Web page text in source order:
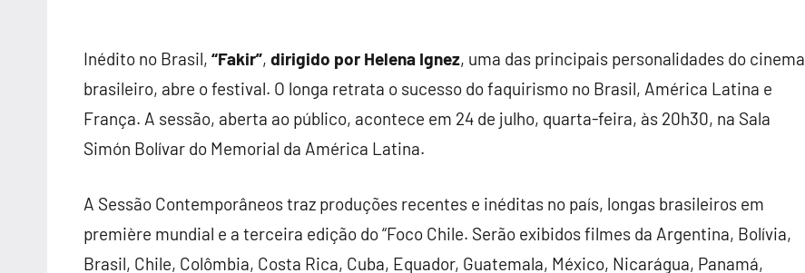
Inédito no Brasil, “Fakir”, dirigido por Helena Ignez, uma das principais personalidades do cinema
brasileiro, abre o festival. O longa retrata o sucesso do faquirismo no Brasil, América Latina e
França. A sessão, aberta ao público, acontece em 24 de julho, quarta-feira, às 20h30, na Sala
Simón Bolívar do Memorial da América Latina.
A Sessão Contemporâneos traz produções recentes e inéditas no país, longas brasileiros em
première mundial e a terceira edição do “Foco Chile. Serão exibidos filmes da Argentina, Bolívia,
Brasil, Chile, Colômbia, Costa Rica, Cuba, Equador, Guatemala, México, Nicarágua, Panamá,